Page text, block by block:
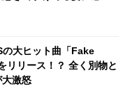
の大黒柱
大ヒット曲「Fake
リリース！？ 全く別物と
大激怒